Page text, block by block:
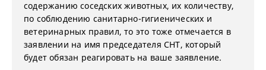
содержанию соседских животных, их количеству,
по соблюдению санитарно-гигиенических и
ветеринарных правил, то это тоже отмечается в
заявлении на имя председателя СНТ, который
будет обязан реагировать на ваше заявление.